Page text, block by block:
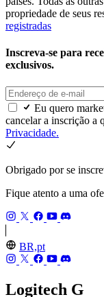
propriedade de seus
registradas
Inscreva-se para
exclusivos.
Eu quero
cancelar a inscrição a
Privacidade.
Obrigado por se
Fique atento a uma
BR,pt
Logitech G